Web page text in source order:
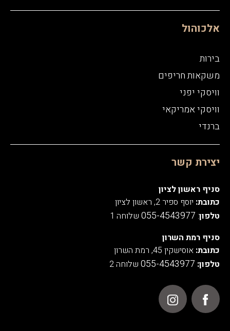
אלכוהול
בירות
משקאות חריפים
וויסקי יפני
וויסקי אמריקאי
ברנדי
יצירת קשר
סניף ראשון לציון
כתובת: יוסף ספיר 2, ראשון לציון
טלפון:
055-4543977 שלוחה 1
סניף רמת השרון
כתובת: אוסישקין 45, רמת השרון
טלפון: 055-4543977 שלוחה 2